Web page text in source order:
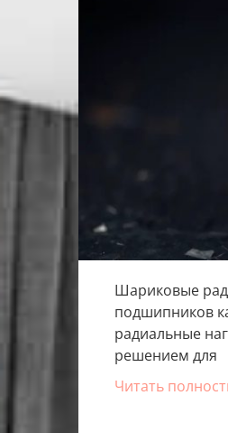
Шариковые
подшипников
радиальные
решением для
Читать